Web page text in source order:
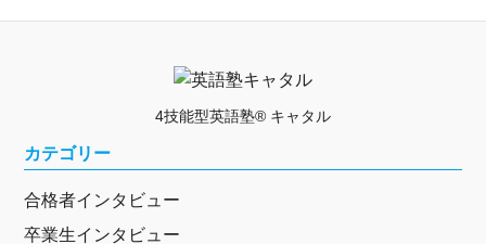
4技能型英語塾® キャタル
カテゴリー
合格者インタビュー
卒業生インタビュー